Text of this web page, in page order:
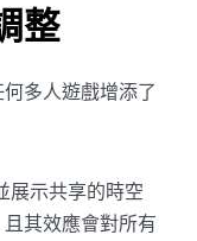
整
多人遊戲增添了
展示共享的時空
其效應會對所有